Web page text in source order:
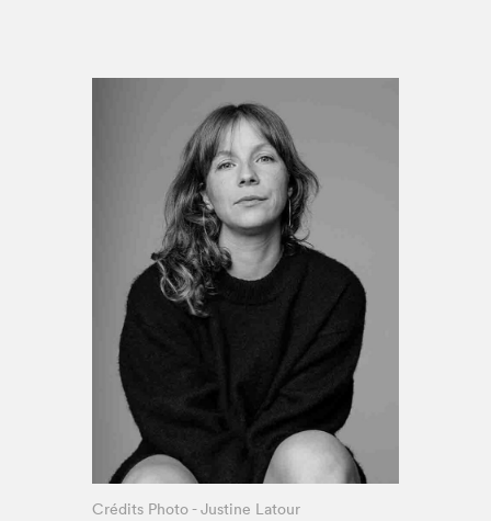
Crédits Photo - Justine Latour